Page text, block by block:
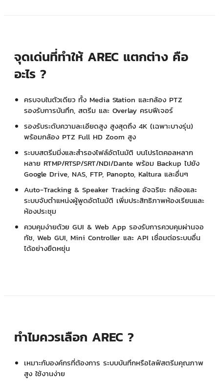
จุดเด่นที่ทำให้ AREC แตกต่าง คือ
อะไร ?
ครบจบในตัวเดียว ทั้ง Media Station และกล้อง PTZ
รองรับการบันทึก, สตรีม และ Overlay ครบฟีเจอร์
รองรับระดับความละเอียดสูง สูงสุดถึง 4K (เฉพาะบางรุ่น)
พร้อมกล้อง PTZ Full HD Zoom สูง
ระบบสตรีมมิ่งและสำรองไฟล์อัตโนมัติ บนโปรโตคอลหลาก
หลาย RTMP/RTSP/SRT/NDI/Dante พร้อม Backup ไปยัง
Google Drive, NAS, FTP, Panopto, Kaltura และอื่นๆ
Auto-Tracking & Speaker Tracking อัจฉริยะ กล้องและ
ระบบจับตำแหน่งผู้พูดอัตโนมัติ เพิ่มประสิทธิภาพห้องเรียนและ
ห้องประชุม
ควบคุมง่ายด้วย GUI & Web App รองรับการควบคุมผ่านจอ
ทัช, Web GUI, Mini Controller และ API เชื่อมต่อระบบอื่น
ได้อย่างยืดหยุ่น
ทำไมควรเลือก AREC ?
เหมาะกับองค์กรที่ต้องการ ระบบบันทึกหรือไลฟ์สตรีมคุณภาพ
สูง ใช้งานง่าย